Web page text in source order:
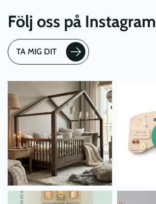
Följ oss på Instagram
TA MIG DIT